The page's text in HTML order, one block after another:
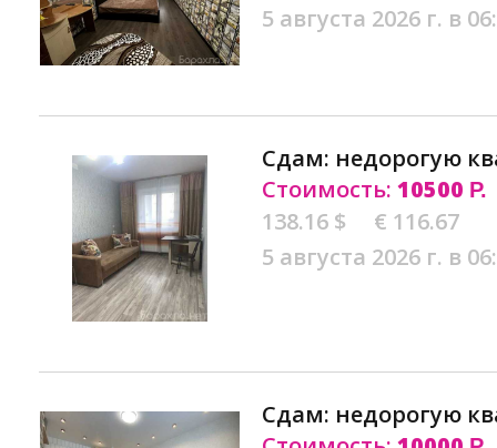
5 августа 2026 г. в
Сдам: недорогую
Стоимость: 10500 Р.
138.16 $
€ 116.67
5 августа 2026 г. в
Сдам: недорогую